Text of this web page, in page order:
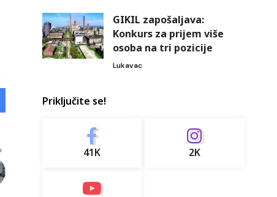
GIKIL zapošaljava:
Konkurs za prijem više
osoba na tri pozicije
Lukavac
Priključite se!
41K 2K